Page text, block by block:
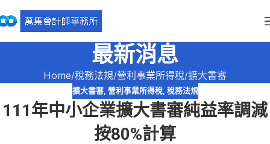
最新消息
Home 稅務法規 營利事業所得稅 擴大書審
擴大書審, 營利事業所得稅, 稅務法規
111年中小企業擴大書審純益率調減
按80%計算